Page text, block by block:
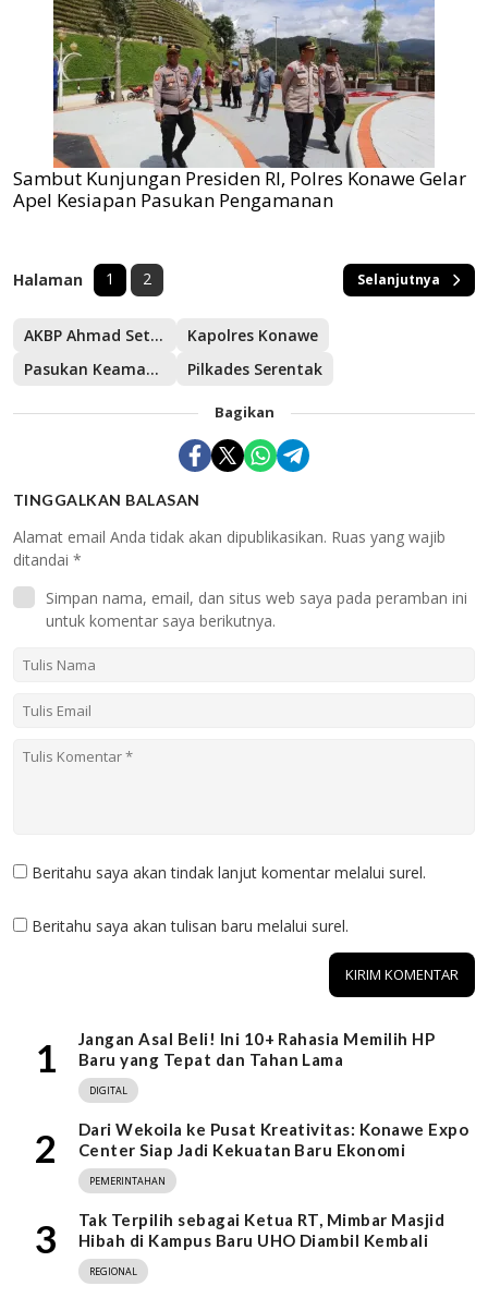
Sambut Kunjungan Presiden RI, Polres Konawe Gelar
Apel Kesiapan Pasukan Pengamanan
Halaman 1 2 Selanjutnya
AKBP Ahmad Setiadi SIK
Kapolres Konawe
Pasukan Keamanan
Pilkades Serentak
Bagikan
TINGGALKAN BALASAN
Alamat email Anda tidak akan dipublikasikan. Ruas yang wajib
ditandai *
Simpan nama, email, dan situs web saya pada peramban ini
untuk komentar saya berikutnya.
Beritahu saya akan tindak lanjut komentar melalui surel.
Beritahu saya akan tulisan baru melalui surel.
1
Jangan Asal Beli! Ini 10+ Rahasia Memilih HP
Baru yang Tepat dan Tahan Lama
DIGITAL
2
Dari Wekoila ke Pusat Kreativitas: Konawe Expo
Center Siap Jadi Kekuatan Baru Ekonomi
PEMERINTAHAN
3
Tak Terpilih sebagai Ketua RT, Mimbar Masjid
Hibah di Kampus Baru UHO Diambil Kembali
REGIONAL